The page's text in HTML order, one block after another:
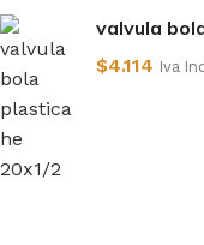
valvula
$4.114 Iva